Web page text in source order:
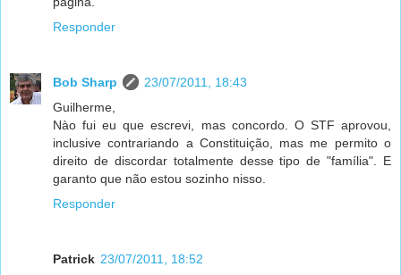
Responder
Bob Sharp
23/07/2011, 18:43
Guilherme,
Nào fui eu que escrevi, mas concordo. O STF aprovou,
inclusive contrariando a Constituição, mas me permito o
direito de discordar totalmente desse tipo de "família". E
garanto que não estou sozinho nisso.
Responder
Patrick 23/07/2011, 18:52